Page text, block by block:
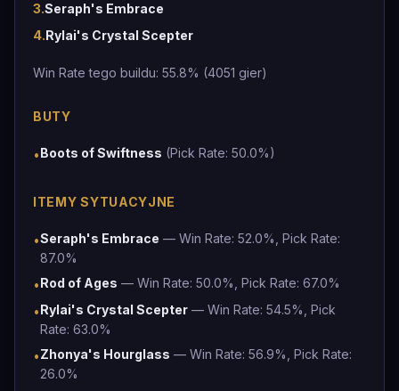
3.Seraph's Embrace
4.Rylai's Crystal Scepter
Win Rate tego buildu: 55.8% (4051 gier)
BUTY
•Boots of Swiftness (Pick Rate: 50.0%)
ITEMY SYTUACYJNE
•Seraph's Embrace — Win Rate: 52.0%, Pick Rate:
87.0%
•Rod of Ages — Win Rate: 50.0%, Pick Rate: 67.0%
•Rylai's Crystal Scepter — Win Rate: 54.5%, Pick
Rate: 63.0%
•Zhonya's Hourglass — Win Rate: 56.9%, Pick Rate:
26.0%